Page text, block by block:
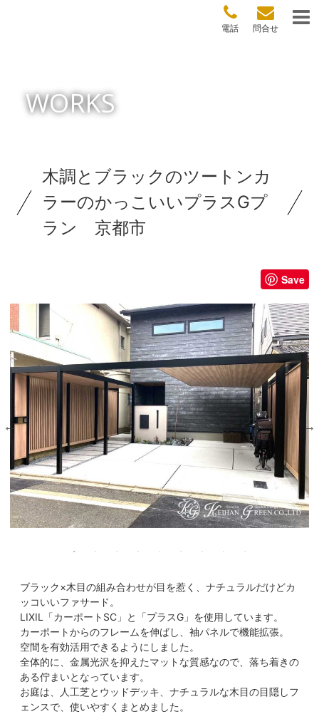
問合せ
電話
WORKS
木調とブラックのツートンカ
ラーのかっこいいプラスGプ
ラン 京都市
Save
ブラック×木目の組み合わせが目を惹く、ナチュラルだけどカ
ッコいいファサード。
LIXIL「カーポートSC」と「プラスG」を使用しています。
カーポートからのフレームを伸ばし、袖パネルで機能拡張。
空間を有効活用できるようにしました。
全体的に、金属光沢を抑えたマットな質感なので、落ち着きの
ある佇まいとなっています。
お庭は、人工芝とウッドデッキ、ナチュラルな木目の目隠しフ
ェンスで、使いやすくまとめました。